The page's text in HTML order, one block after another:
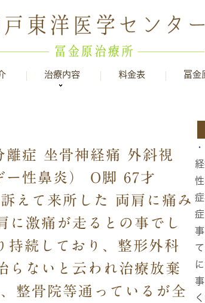
治療内容 料金表 冨金
症 坐骨神経痛 外斜視
ー性鼻炎） O脚 67才
えて来所した 両肩に痛み
に激痛が走るとの事でし
持続しており、整形外科
らないと云われ治療放棄
整骨院等通っているが全